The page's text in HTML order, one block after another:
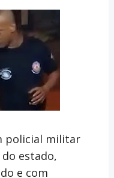
policial militar
do estado,
e com